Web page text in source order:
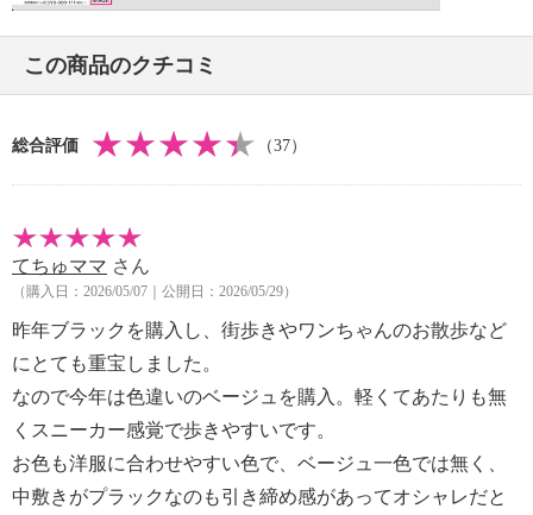
・血行障害や糖尿病等から神経障害を起こされ、痛
・足に障害をお持ちの方や治療中の方
持ちの方や治療中の方
・製品が触れる部分に、傷、腫れもの、湿疹等の異
常がある方
【同梱書類】
・取扱説明書
【原産国（地）】
・中国製
【目安サイズ】
対応サイズ：２２．０ｃｍ〜２２．５ｃｍ
表記：Ｍ
この商品のクチコミ
総合評価 （37）
てちゅママ さん
（購入日：2026/05/07｜公開日：2026/05/29）
昨年ブラックを購入し、街歩きやワンちゃんのお散歩など
にとても重宝しました。
なので今年は色違いのベージュを購入。軽くてあたりも無
くスニーカー感覚で歩きやすいです。
お色も洋服に合わせやすい色で、ベージュ一色では無く、
中敷きがプラックなのも引き締め感があってオシャレだと